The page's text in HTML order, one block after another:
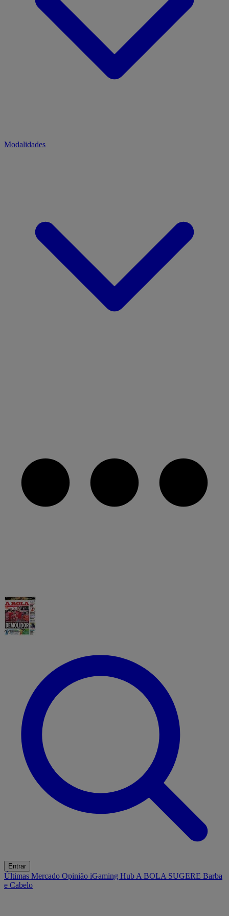
Modalidades
Entrar
Últimas Mercado Opinião iGaming Hub A BOLA SUGERE Barba
e Cabelo